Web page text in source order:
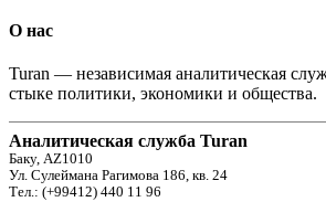
О нас
Turan — независимая аналитическая
стыке политики, экономики и общества.
Аналитическая служба Turan
Баку, AZ1010
Ул. Сулеймана Рагимова 186, кв. 24
Тел.: (+99412) 440 11 96